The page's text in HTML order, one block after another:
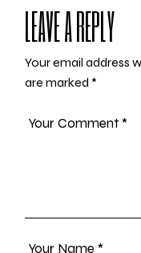
LEAVE A REPLY
Your email address
are marked*